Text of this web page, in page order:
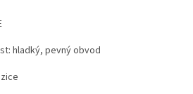
hladký, pevný obvod